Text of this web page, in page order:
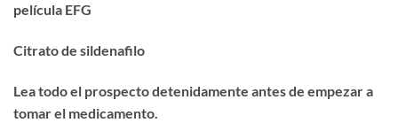
película EFG
Citrato de sildenafilo
Lea todo el prospecto detenidamente antes de empezar a
tomar el medicamento.